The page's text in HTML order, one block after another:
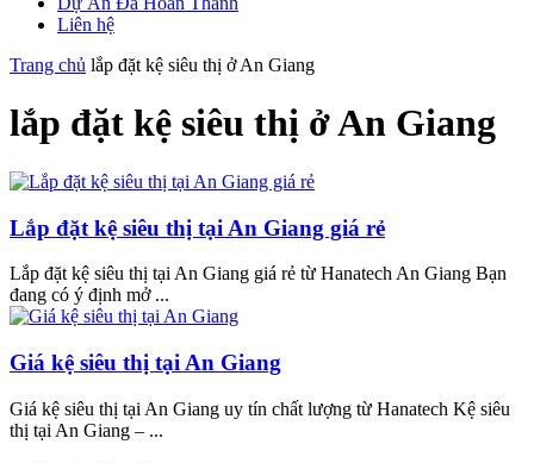
Liên hệ
Trang chủ lắp đặt kệ siêu thị ở An Giang
lắp đặt kệ siêu thị ở An Giang
Lắp đặt kệ siêu thị tại An Giang giá rẻ
Lắp đặt kệ siêu thị tại An Giang giá rẻ từ Hanatech An Giang Bạn
đang có ý định mở ...
Giá kệ siêu thị tại An Giang
Giá kệ siêu thị tại An Giang uy tín chất lượng từ Hanatech Kệ siêu
thị tại An Giang – ...